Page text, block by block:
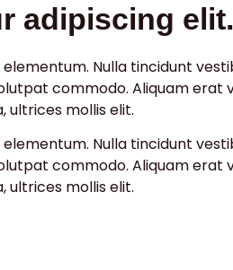
adipiscing elit.
Nulla tincidunt
commodo. Aliquam erat
ultrices mollis elit.
Nulla tincidunt
commodo. Aliquam erat
ultrices mollis elit.